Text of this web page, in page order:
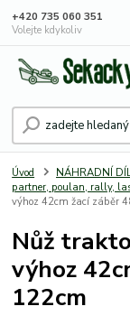
+420 735 060 351
Volejte kdykoliv
Úvod NÁHRADNÍ
partner, poulan, rally,
výhoz 42cm žací záběr
Nůž
výhoz
122cm